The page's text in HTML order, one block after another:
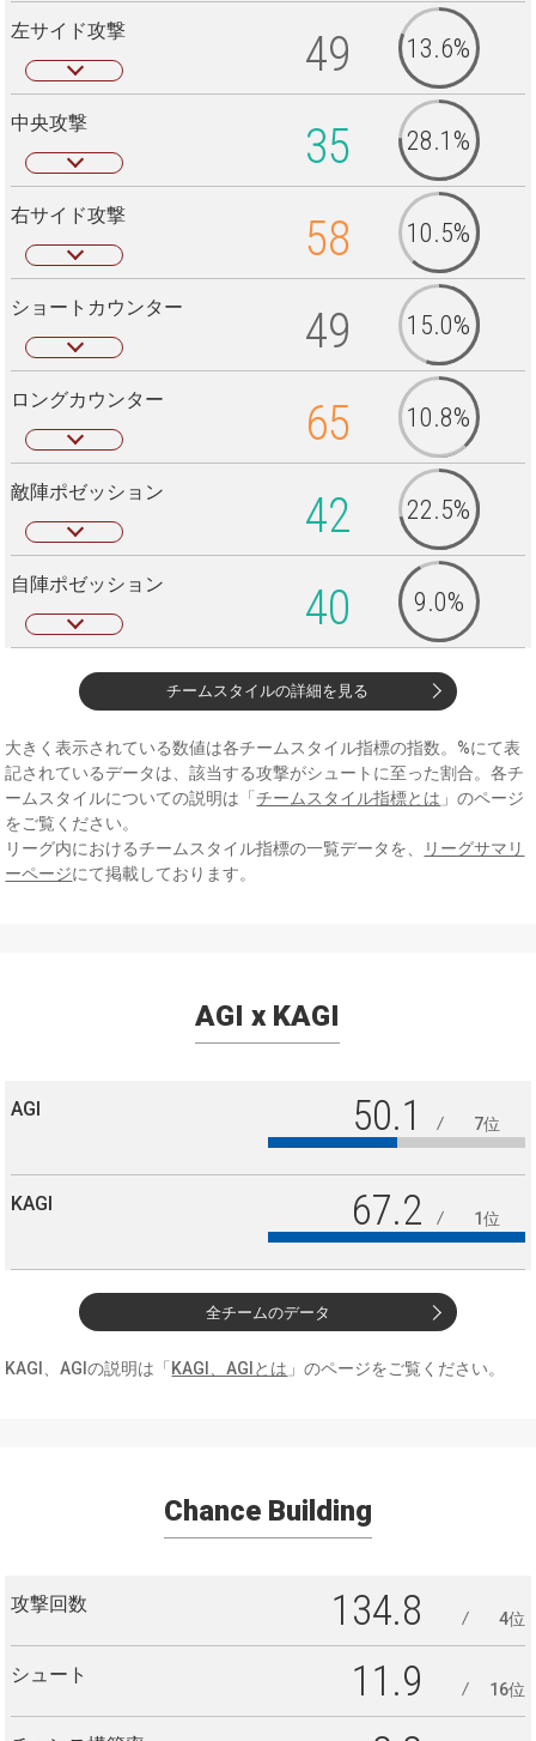
左サイド攻撃 49 13.6%
中央攻撃 35 28.1%
右サイド攻撃 58 10.5%
ショートカウンター 49 15.0%
ロングカウンター 65 10.8%
敵陣ポゼッション 42 22.5%
自陣ポゼッション 40 9.0%
チームスタイルの詳細を見る
大きく表示されている数値は各チームスタイル指標の指数。%にて表
記されているデータは、該当する攻撃がシュートに至った割合。各チ
ームスタイルについての説明は「チームスタイル指標とは 」のページ
をご覧ください。
リーグ内におけるチームスタイル指標の一覧データを、
リーグサマリ
ーページにて掲載しております。
AGI x KAGI
AGI 50.1 7位
KAGI 67.2 1位
全チームのデータ
KAGI、AGIの説明は「 KAGI、AGIとは 」のページをご覧ください。
Chance Building
攻撃回数 134.8 4位
シュート 11.9 16位